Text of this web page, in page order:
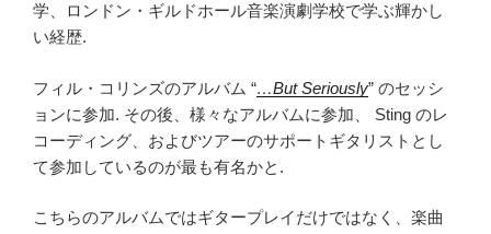
学、ロンドン・ギルドホール音楽演劇学校で学ぶ輝かし
い経歴.
フィル・コリンズのアルバム “…But Seriously” のセッシ
ョンに参加. その後、様々なアルバムに参加、 Sting のレ
コーディング、およびツアーのサポートギタリストとし
て参加しているのが最も有名かと.
こちらのアルバムではギタープレイだけではなく、楽曲